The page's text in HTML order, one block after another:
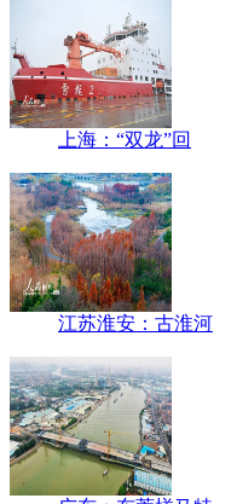
上海：“双龙”回
江苏淮安：古淮河